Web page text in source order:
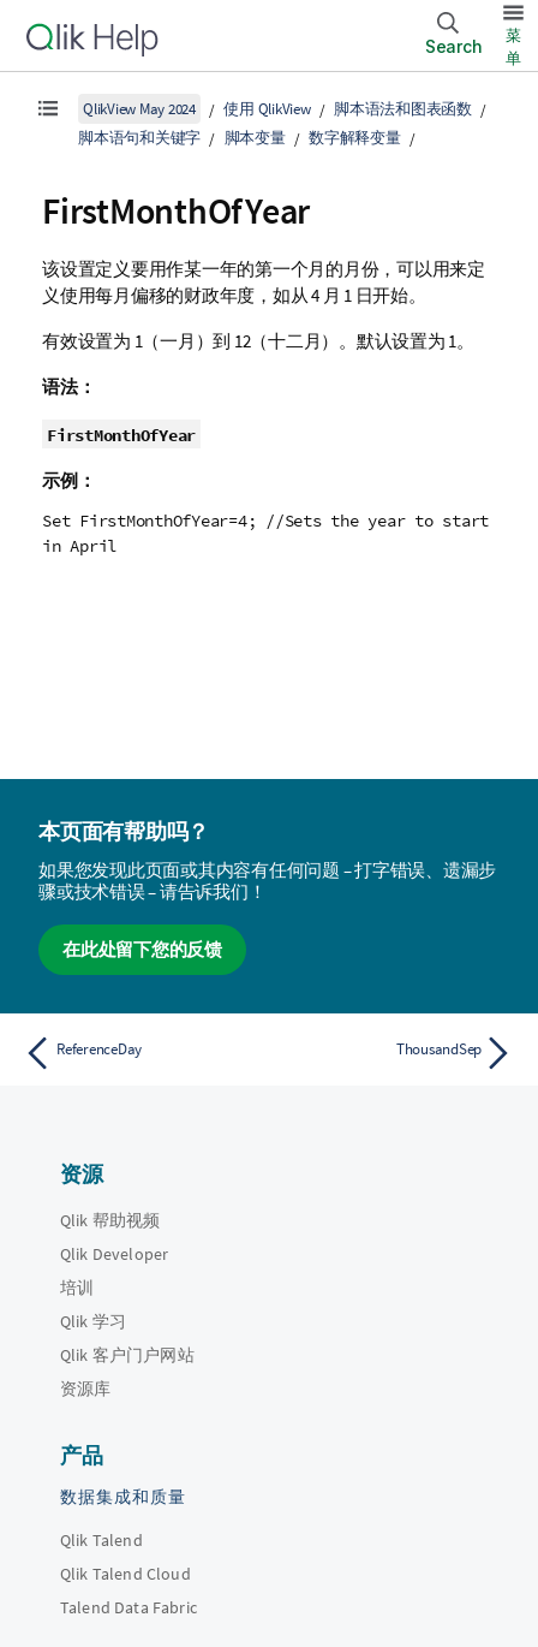
Search
菜
单
QlikView May 2024 使用 QlikView
脚本语法和图表函数
脚本语句和关键字
脚本变量 数字解释变量
FirstMonthOfYear
该设置定义要用作某一年的第一个月的月份，可以用来定
义使用每月偏移的财政年度，如从 4 月 1 日开始。
有效设置为 1（一月）到 12（十二月）。默认设置为 1。
语法：
FirstMonthOfYear
示例：
Set FirstMonthOfYear=4; //Sets the year to start
in April
本页面有帮助吗？
如果您发现此页面或其内容有任何问题 – 打字错误、遗漏步
骤或技术错误 – 请告诉我们！
在此处留下您的反馈
ReferenceDay ThousandSep
资源
Qlik 帮助视频
Qlik Developer
培训
Qlik 学习
Qlik 客户门户网站
资源库
产品
数据集成和质量
Qlik Talend
Qlik Talend Cloud
Talend Data Fabric